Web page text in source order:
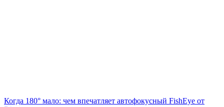
Когда 180° мало: чем впечатляет автофокусный FishEye от